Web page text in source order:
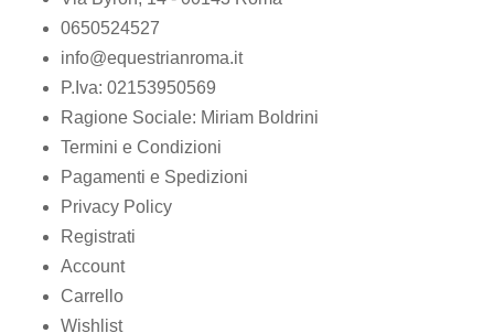
0650524527
info@equestrianroma.it
P.Iva: 02153950569
Ragione Sociale: Miriam Boldrini
Termini e Condizioni
Pagamenti e Spedizioni
Privacy Policy
Registrati
Account
Carrello
Wishlist